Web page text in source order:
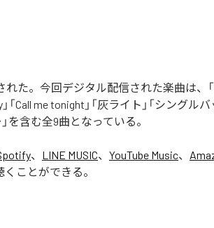
た。今回デジタル配信された楽曲は、「
「Call me tonight」「灰ライト」「シングルバ
を含む全9曲となっている。
、 LINE MUSIC、 YouTube Music、
ことができる。